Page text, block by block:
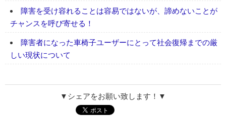
障害を受け容れることは容易ではないが、諦めないことが
チャンスを呼び寄せる！
障害者になった車椅子ユーザーにとって社会復帰までの厳
しい現状について
▼シェアをお願い致します！▼